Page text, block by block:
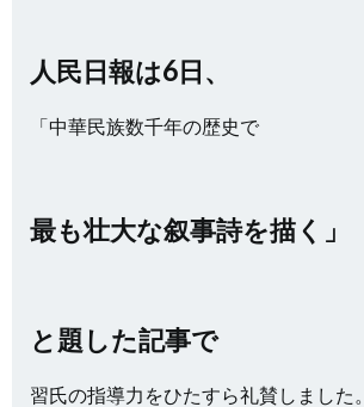
人民日報は6日、
「中華民族数千年の歴史で
最も壮大な叙事詩を描く」
と題した記事で
習氏の指導力をひたすら礼賛しました。